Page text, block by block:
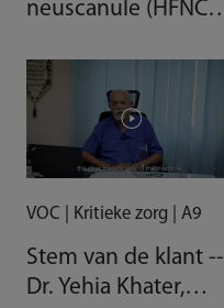
neuscanule (HFNC)
anesthesiesysteem
VOC | Kritieke zorg | A9
Stem van de klant --
Dr. Yehia Khater,